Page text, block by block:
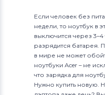
Если человек без
недели, то ноутбук в
выключится через 3–4
разрядится батарея.
в мире не может
ноутбуки Acer – не
что зарядка для
Нужно купить новую.